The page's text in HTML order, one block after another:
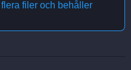
filer och behåller